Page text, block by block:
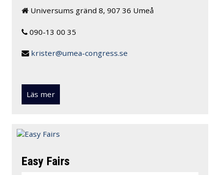
Universums gränd 8, 907 36 Umeå
090-13 00 35
krister@umea-congress.se
Läs mer
Easy Fairs